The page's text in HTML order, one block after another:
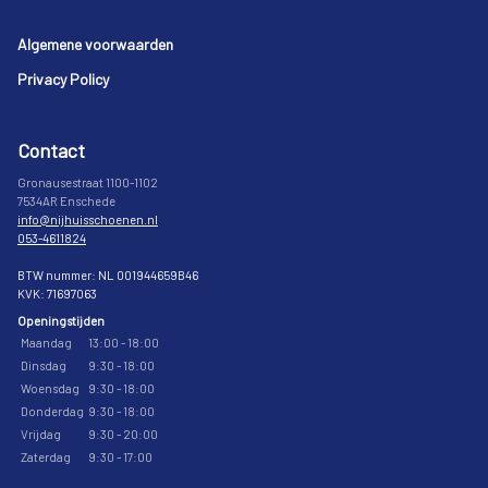
Footer
Algemene voorwaarden
Privacy Policy
Contact
Gronausestraat 1100-1102
7534AR Enschede
info@nijhuisschoenen.nl
053-4611824
BTW nummer: NL 001944659B46
KVK: 71697063
Openingstijden
Maandag
13:00 - 18:00
Dinsdag
9:30 - 18:00
Woensdag
9:30 - 18:00
Donderdag 9:30 - 18:00
Vrijdag
9:30 - 20:00
Zaterdag
9:30 - 17:00